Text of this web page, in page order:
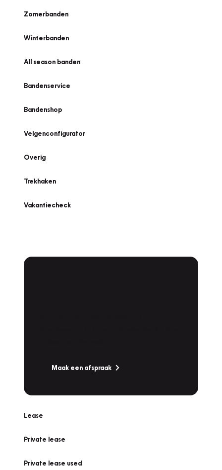
Zomerbanden
Winterbanden
All season banden
Bandenservice
Bandenshop
Velgenconfigurator
Overig
Trekhaken
Vakantiecheck
Maak een afspraak
Lease
Private lease
Private lease used